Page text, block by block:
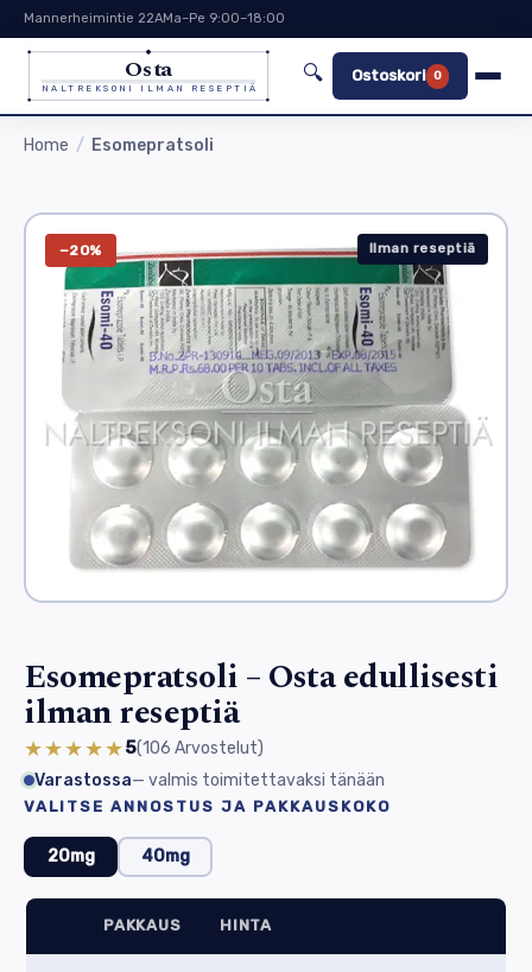
Mannerheimintie 22AMa–Pe 9:00–18:00
Osta
NALTREKSONI ILMAN RESEPTIÄ
🔍 Ostoskori 0
Home Esomepratsoli
−20% Ilman reseptiä
Esomepratsoli – Osta edullisesti
ilman reseptiä
★★★★★5(106 Arvostelut)
Varastossa— valmis toimitettavaksi tänään
VALITSE ANNOSTUS JA PAKKAUSKOKO
20mg 40mg
PAKKAUS HINTA